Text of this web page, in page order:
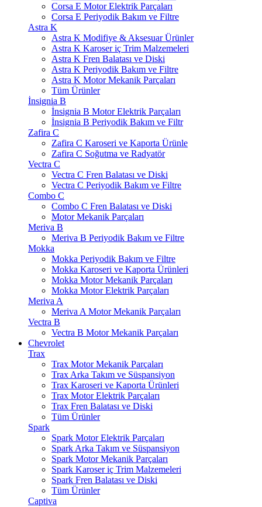
Corsa E Motor Elektrik Parçaları
Corsa E Periyodik Bakım ve Filtre
Astra K
Astra K Modifiye & Aksesuar Ürünler
Astra K Karoser iç Trim Malzemeleri
Astra K Fren Balatası ve Diski
Astra K Periyodik Bakım ve Filtre
Astra K Motor Mekanik Parçaları
Tüm Ürünler
İnsignia B
İnsignia B Motor Elektrik Parçaları
İnsignia B Periyodik Bakım ve Filtr
Zafira C
Zafira C Karoseri ve Kaporta Ürünle
Zafira C Soğutma ve Radyatör
Vectra C
Vectra C Fren Balatası ve Diski
Vectra C Periyodik Bakım ve Filtre
Combo C
Combo C Fren Balatası ve Diski
Motor Mekanik Parçaları
Meriva B
Meriva B Periyodik Bakım ve Filtre
Mokka
Mokka Periyodik Bakım ve Filtre
Mokka Karoseri ve Kaporta Ürünleri
Mokka Motor Mekanik Parçaları
Mokka Motor Elektrik Parçaları
Meriva A
Meriva A Motor Mekanik Parçaları
Vectra B
Vectra B Motor Mekanik Parçaları
Chevrolet
Trax
Trax Motor Mekanik Parçaları
Trax Arka Takım ve Süspansiyon
Trax Karoseri ve Kaporta Ürünleri
Trax Motor Elektrik Parçaları
Trax Fren Balatası ve Diski
Tüm Ürünler
Spark
Spark Motor Elektrik Parçaları
Spark Arka Takım ve Süspansiyon
Spark Motor Mekanik Parçaları
Spark Karoser iç Trim Malzemeleri
Spark Fren Balatası ve Diski
Tüm Ürünler
Captiva